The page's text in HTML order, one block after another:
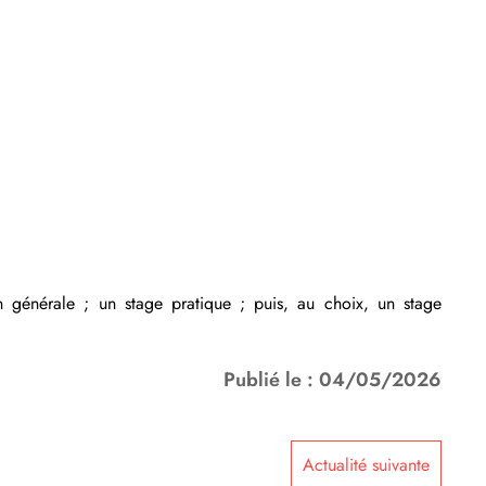
; un stage pratique ; puis, au choix, un stage
Publié le : 04/05/2026
Actualité suivante